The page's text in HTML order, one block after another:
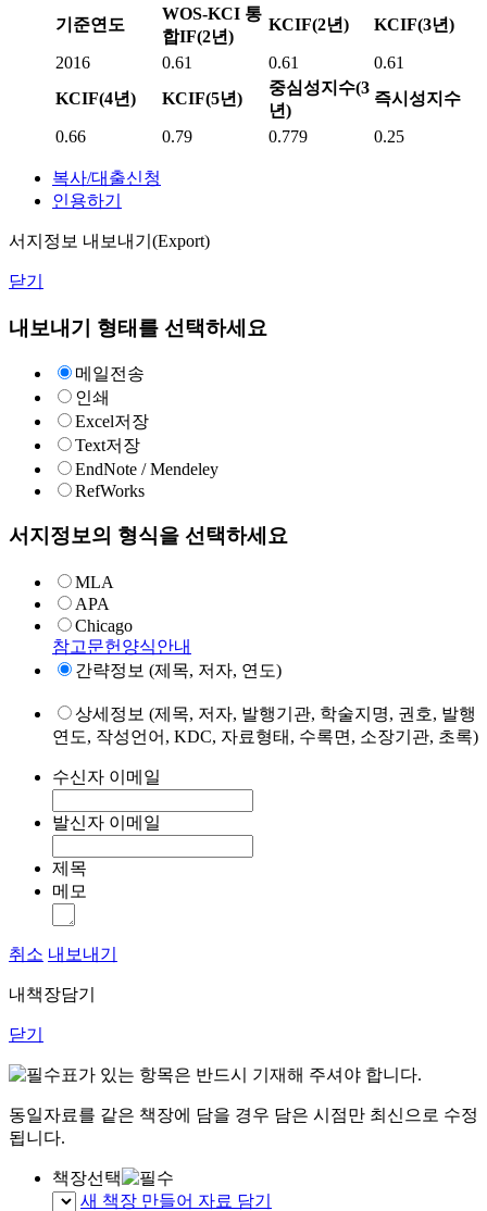
기준연도
WOS-KCI 통
합IF(2년)
KCIF(2년) KCIF(3년)
2016 0.61 0.61
0.61
KCIF(4년)
KCIF(5년)
중심성지수(3
년)
즉시성지수
0.66 0.79 0.779 0.25
복사/대출신청
인용하기
서지정보 내보내기(Export)
닫기
내보내기 형태를 선택하세요
메일전송
인쇄
Excel저장
Text저장
EndNote / Mendeley
RefWorks
서지정보의 형식을 선택하세요
MLA
APA
Chicago
참고문헌양식안내
간략정보 (제목, 저자, 연도)
상세정보 (제목, 저자, 발행기관, 학술지명, 권호, 발행
연도, 작성언어, KDC, 자료형태, 수록면, 소장기관, 초록)
수신자 이메일
발신자 이메일
제목
메모
취소 내보내기
내책장담기
닫기
표가 있는 항목은 반드시 기재해 주셔야 합니다.
동일자료를 같은 책장에 담을 경우 담은 시점만 최신으로 수정
됩니다.
책장선택
새 책장 만들어 자료 담기